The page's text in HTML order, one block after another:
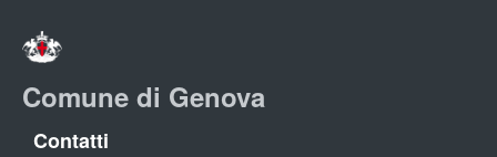
Comune di Genova
Contatti